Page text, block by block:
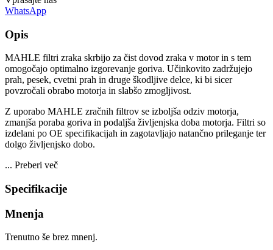
WhatsApp
Opis
MAHLE filtri zraka skrbijo za čist dovod zraka v motor in s tem
omogočajo optimalno izgorevanje goriva. Učinkovito zadržujejo
prah, pesek, cvetni prah in druge škodljive delce, ki bi sicer
povzročali obrabo motorja in slabšo zmogljivost.
Z uporabo MAHLE zračnih filtrov se izboljša odziv motorja,
zmanjša poraba goriva in podaljša življenjska doba motorja. Filtri so
izdelani po OE specifikacijah in zagotavljajo natančno prileganje ter
dolgo življenjsko dobo.
... Preberi več
Specifikacije
Mnenja
Trenutno še brez mnenj.